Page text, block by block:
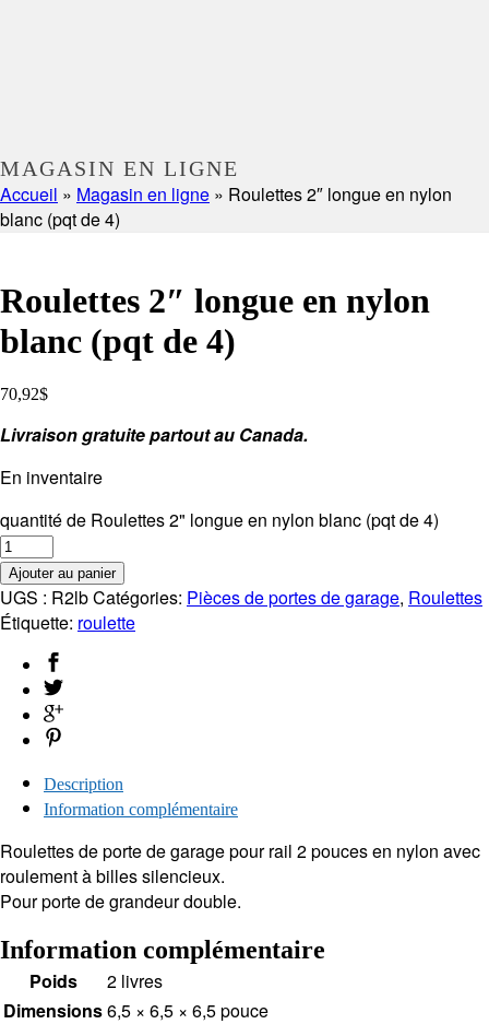
MAGASIN EN LIGNE
Accueil » Magasin en ligne » Roulettes 2″ longue en nylon
blanc (pqt de 4)
Roulettes 2″ longue en nylon
blanc (pqt de 4)
70,92$
Livraison gratuite partout au Canada.
En inventaire
quantité de Roulettes 2" longue en nylon blanc (pqt de 4)
Ajouter au panier
UGS : R2lbCatégories: Pièces de portes de garage, Roulettes
Étiquette: roulette
Description
Information complémentaire
Roulettes de porte de garage pour rail 2 pouces en nylon avec
roulement à billes silencieux.
Pour porte de grandeur double.
Information complémentaire
Poids
2 livres
Dimensions6,5 × 6,5 × 6,5 pouce